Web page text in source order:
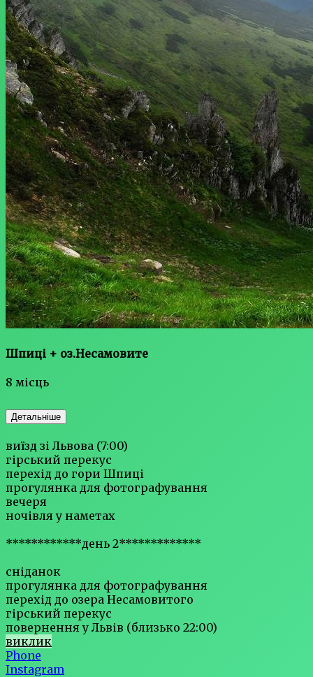
Шпиці + оз.Несамовите
8 місць
Детальніше
виїзд зі Львова (7:00)
гірський перекус
перехід до гори Шпиці
прогулянка для фотографування
вечеря
ночівля у наметах
************день 2*************
сніданок
прогулянка для фотографування
перехід до озера Несамовитого
гірський перекус
повернення у Львів (близько 22:00)
виклик
Phone
Instagram